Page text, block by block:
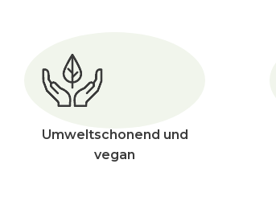
Umweltschonend und
vegan